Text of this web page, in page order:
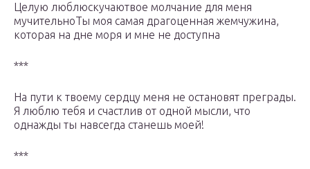
Целую люблюскучаютвое молчание для меня
мучительноТы моя самая драгоценная жемчужина,
которая на дне моря и мне не доступна
***
На пути к твоему сердцу меня не остановят преграды.
Я люблю тебя и счастлив от одной мысли, что
однажды ты навсегда станешь моей!
***